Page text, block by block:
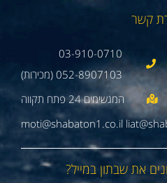
קשר
03-910-0710
052-8907103 (מכירות)
moti@shabaton1.co.il
את שבתון במייל?